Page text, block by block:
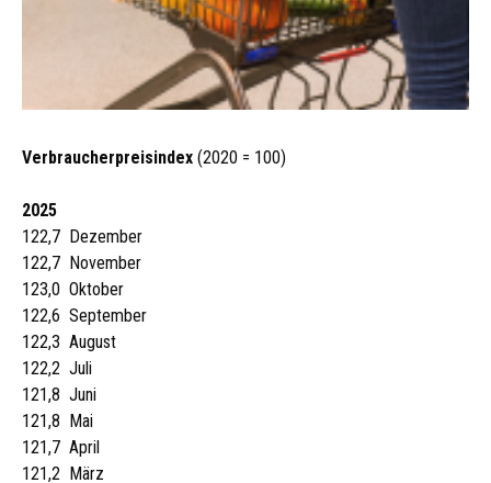
Verbraucherpreisindex (2020 = 100)
2025
122,7 Dezember
122,7 November
123,0 Oktober
122,6 September
122,3 August
122,2 Juli
121,8 Juni
121,8 Mai
121,7 April
121,2 März